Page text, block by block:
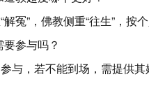
冤”，佛教侧重“往生”，按个
参与吗？
与，若不能到场，需提供其